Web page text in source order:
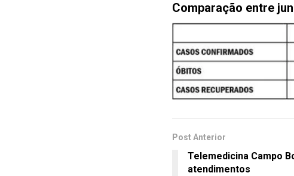
Comparação entre
Post Anterior
Telemedicina Campo
atendimentos